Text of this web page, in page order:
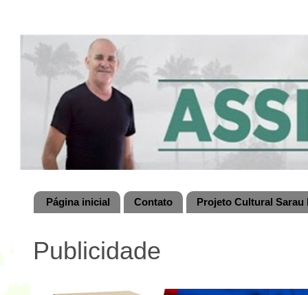
Página inicial Contato Projeto Cultural
Publicidade